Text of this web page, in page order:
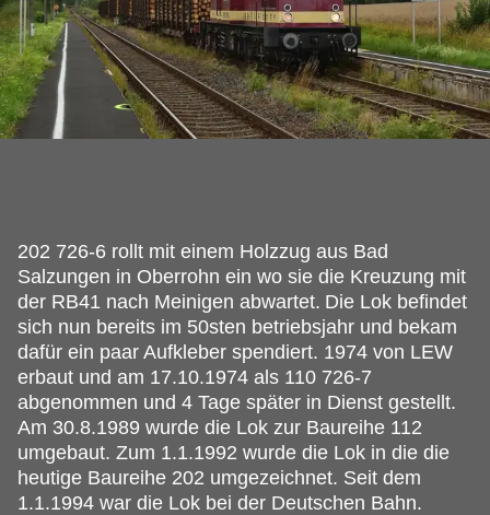
202 726-6 rollt mit einem Holzzug aus Bad
Salzungen in Oberrohn ein wo sie die Kreuzung mit
der RB41 nach Meinigen abwartet. Die Lok befindet
sich nun bereits im 50sten betriebsjahr und bekam
dafür ein paar Aufkleber spendiert. 1974 von LEW
erbaut und am 17.10.1974 als 110 726-7
abgenommen und 4 Tage später in Dienst gestellt.
Am 30.8.1989 wurde die Lok zur Baureihe 112
umgebaut. Zum 1.1.1992 wurde die Lok in die die
heutige Baureihe 202 umgezeichnet. Seit dem
1.1.1994 war die Lok bei der Deutschen Bahn.